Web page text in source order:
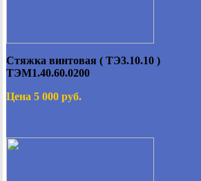
Стяжка винтовая ( ТЭ3.10.10 )
ТЭМ1.40.60.0200
Цена 5 000 руб.